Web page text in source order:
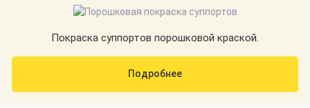
Покраска суппортов порошковой краской.
Подробнее